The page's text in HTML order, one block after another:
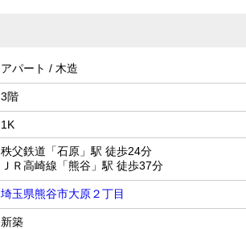
アパート / 木造
3階
1K
秩父鉄道「石原」駅 徒歩24分
ＪＲ高崎線「熊谷」駅 徒歩37分
埼玉県熊谷市大原２丁目
新築